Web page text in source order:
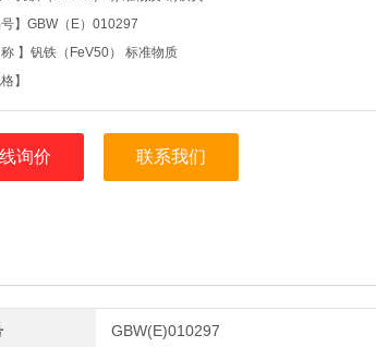
号】GBW（E）010297
称 】钒铁（FeV50） 标准物质
】
固态
】存放于干燥、阴凉、洁净环境中。
询价 联系我们
GBW(E)010297